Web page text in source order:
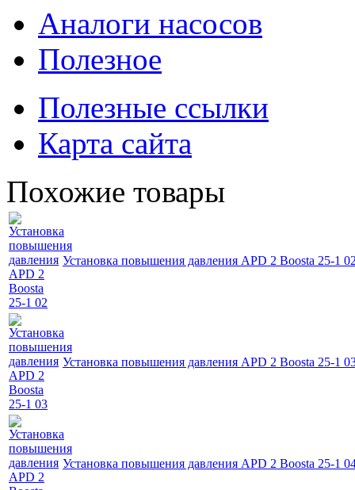
Аналоги насосов
Полезное
Полезные ссылки
Карта сайта
Похожие товары
Установка повышения давления APD 2 Boosta 25-1
Установка повышения давления APD 2 Boosta 25-1
Установка повышения давления APD 2 Boosta 25-1